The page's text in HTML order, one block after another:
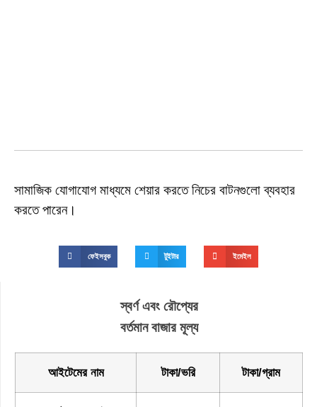
সামাজিক যোগাযোগ মাধ্যমে শেয়ার করতে নিচের বাটনগুলো ব্যবহার
করতে পারেন।
ফেইসবুক টুইটার ইমেইল
স্বর্ণ এবং রৌপ্যের
বর্তমান বাজার মূল্য
আইটেমের নাম টাকা/ভরি টাকা/গ্রাম